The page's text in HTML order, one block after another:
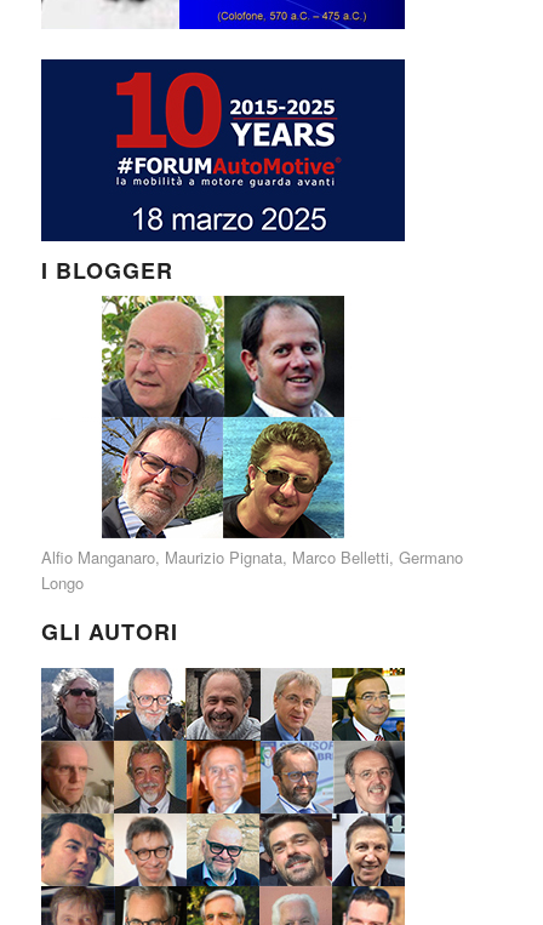
I BLOGGER
Alfio Manganaro, Maurizio Pignata, Marco Belletti, Germano
Longo
GLI AUTORI